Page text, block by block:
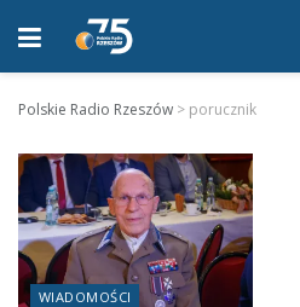
Polskie Radio Rzeszów > porucznik
WIADOMOŚCI